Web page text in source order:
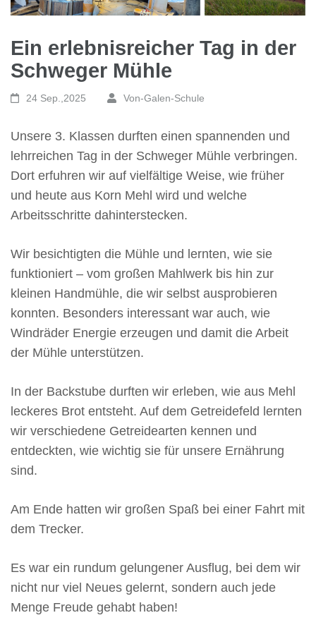
Ein erlebnisreicher Tag in der
Schweger Mühle
24 Sep.,2025 Von-Galen-Schule
Unsere 3. Klassen durften einen spannenden und
lehrreichen Tag in der Schweger Mühle verbringen.
Dort erfuhren wir auf vielfältige Weise, wie früher
und heute aus Korn Mehl wird und welche
Arbeitsschritte dahinterstecken.
Wir besichtigten die Mühle und lernten, wie sie
funktioniert – vom großen Mahlwerk bis hin zur
kleinen Handmühle, die wir selbst ausprobieren
konnten. Besonders interessant war auch, wie
Windräder Energie erzeugen und damit die Arbeit
der Mühle unterstützen.
In der Backstube durften wir erleben, wie aus Mehl
leckeres Brot entsteht. Auf dem Getreidefeld lernten
wir verschiedene Getreidearten kennen und
entdeckten, wie wichtig sie für unsere Ernährung
sind.
Am Ende hatten wir großen Spaß bei einer Fahrt mit
dem Trecker.
Es war ein rundum gelungener Ausflug, bei dem wir
nicht nur viel Neues gelernt, sondern auch jede
Menge Freude gehabt haben!